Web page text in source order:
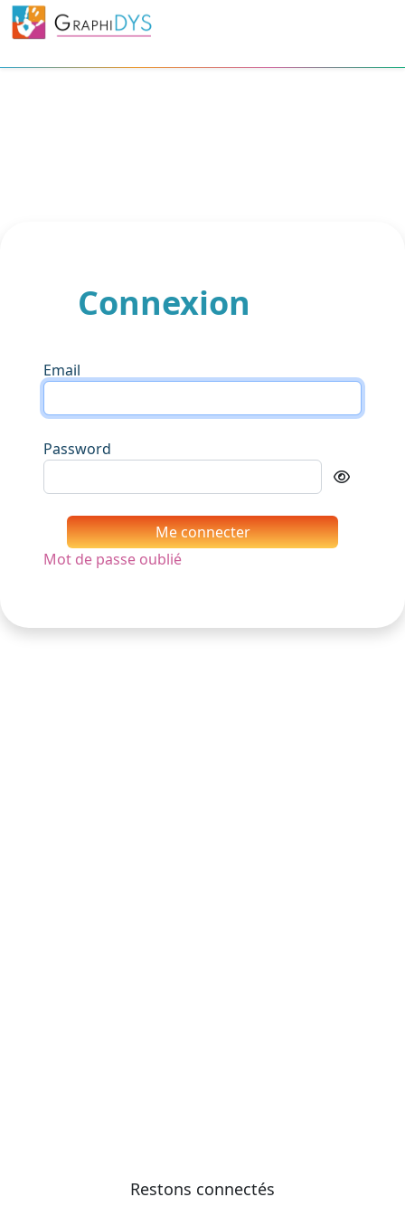
Connexion
Email
Password
Me connecter
Mot de passe oublié
Restons connectés